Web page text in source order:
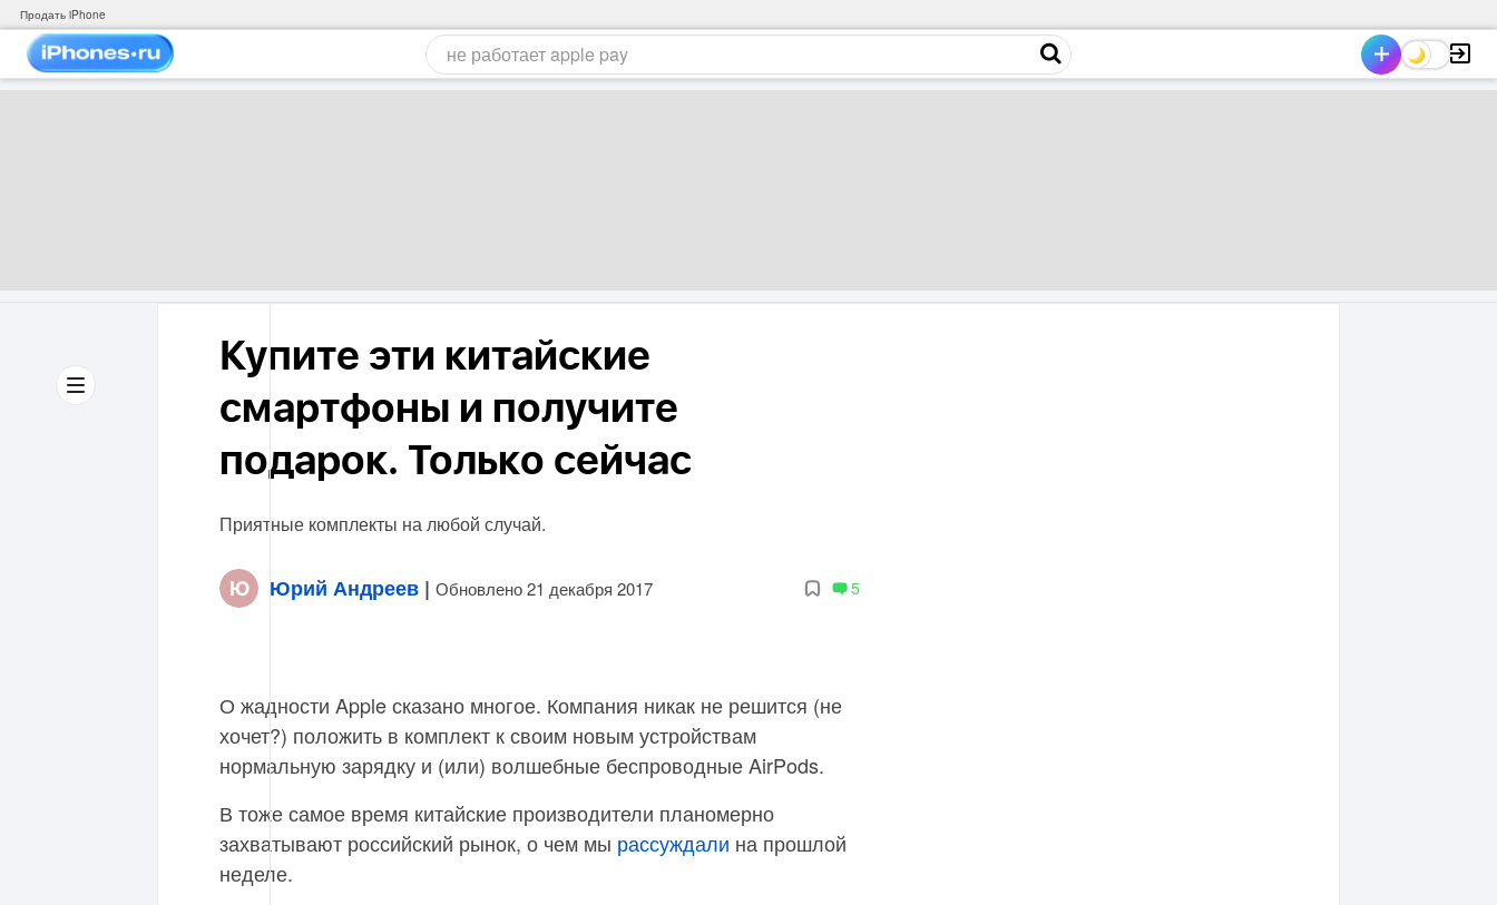
Продать iPhone
Купите эти китайские
смартфоны и получите
подарок. Только сейчас
Приятные комплекты на любой случай.
Юрий Андреев | Обновлено 21 декабря 2017 5
О жадности Apple сказано многое. Компания никак не решится (не
хочет?) положить в комплект к своим новым устройствам
нормальную зарядку и (или) волшебные беспроводные AirPods.
В тоже самое время китайские производители планомерно
захватывают российский рынок, о чем мы рассуждали на прошлой
неделе.